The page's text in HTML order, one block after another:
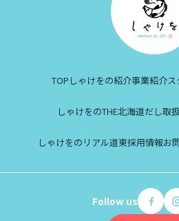
TOP しゃけをの紹介事業紹介ス
しゃけをのTHE北海道だし取
しゃけをのリアル道東採用情報お
Follow us